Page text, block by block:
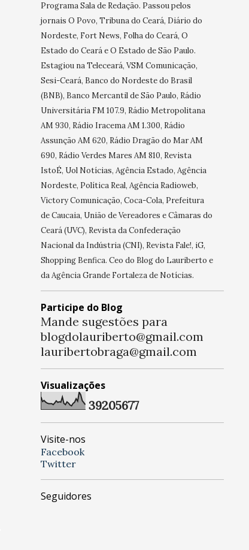
Programa Sala de Redação. Passou pelos
jornais O Povo, Tribuna do Ceará, Diário do
Nordeste, Fort News, Folha do Ceará, O
Estado do Ceará e O Estado de São Paulo.
Estagiou na Teleceará, VSM Comunicação,
Sesi-Ceará, Banco do Nordeste do Brasil
(BNB), Banco Mercantil de São Paulo, Rádio
Universitária FM 107.9, Rádio Metropolitana
AM 930, Rádio Iracema AM 1.300, Rádio
Assunção AM 620, Rádio Dragão do Mar AM
690, Rádio Verdes Mares AM 810, Revista
IstoÉ, Uol Notícias, Agência Estado, Agência
Nordeste, Política Real, Agência Radioweb,
Victory Comunicação, Coca-Cola, Prefeitura
de Caucaia, União de Vereadores e Câmaras do
Ceará (UVC), Revista da Confederação
Nacional da Indústria (CNI), Revista Fale!, iG,
Shopping Benfica. Ceo do Blog do Lauriberto e
da Agência Grande Fortaleza de Notícias.
Participe do Blog
Mande sugestões para
blogdolauriberto@gmail.com
lauribertobraga@gmail.com
Visualizações
39205677
Visite-nos
Facebook
Twitter
Seguidores